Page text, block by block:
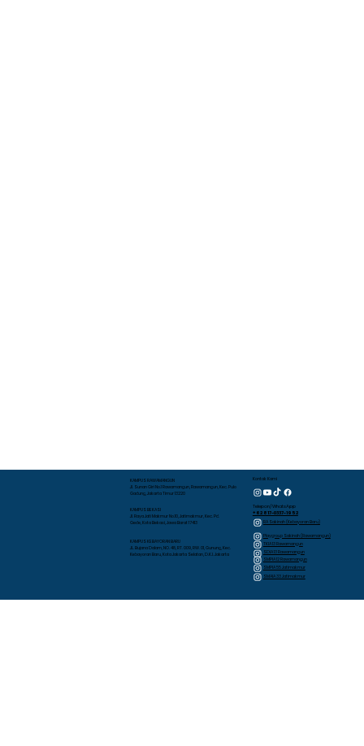
KAMPUS RAWAMANGUN
Jl. Sunan Giri No.1 Rawamangun, Rawamangun, Kec. Pulo
Gadung, Jakarta Timur 13220
KAMPUS BEKASI
Jl. Raya Jati Makmur No.10, Jatimakmur, Kec. Pd.
Gede, Kota Bekasi, Jawa Barat 17413
KAMPUS KEBAYORAN BARU
JL. Bujana Dalam, NO. 48, RT. 009, RW. 01, Gunung, Kec.
Kebayoran Baru, Kota Jakarta Selatan, D.K.I. Jakarta
Kontak Kami
Telepon/WhatsApp
+62 817-0337-1952
RA Sakinah (Kebayoran Baru)
Playgroup Sakinah (Rawamangun)
TKIA 13 Rawamangun
SDIA 13 Rawamangun
SMPIA 12 Rawamangun
SMPIA 55 Jatimakmur
SMAIA 33 Jatimakmur